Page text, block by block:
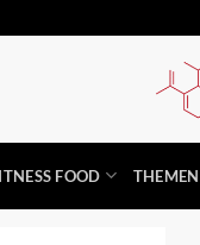
FOOD THEMEN